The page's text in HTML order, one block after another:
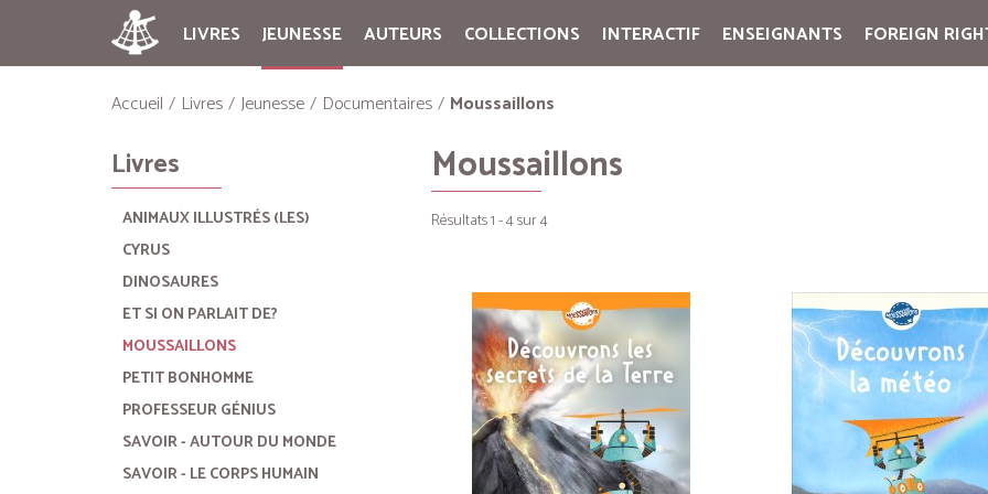
LIVRES JEUNESSE AUTEURS COLLECTIONS INTERACTIF ENSEIGNANTS FOREIGN
Accueil Livres Jeunesse Documentaires Moussaillons
Livres
ANIMAUX ILLUSTRÉS (LES)
CYRUS
DINOSAURES
ET SI ON PARLAIT DE?
MOUSSAILLONS
PETIT BONHOMME
PROFESSEUR GÉNIUS
SAVOIR - AUTOUR DU MONDE
SAVOIR - LE CORPS HUMAIN
Moussaillons
Résultats 1 - 4 sur 4